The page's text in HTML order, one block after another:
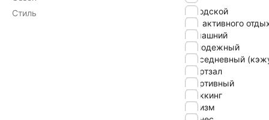
Стиль
городской
для активного
домашний
молодежный
повседневный
спортзал
спортивный
треккинг
туризм